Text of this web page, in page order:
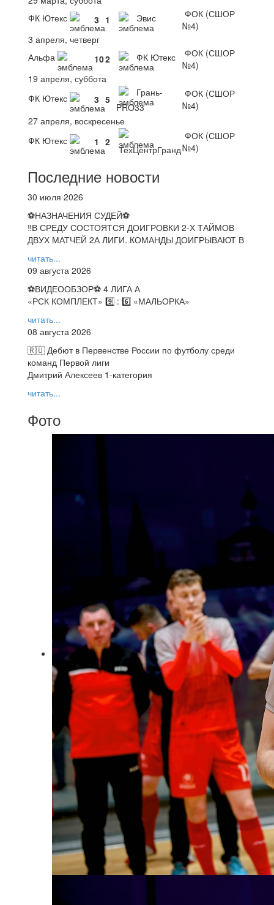
ФК Ютекс
3 1 Эвис
ФОК (СШОР
№4)
3 апреля, четверг
Альфа
102 ФК Ютекс
ФОК (СШОР
№4)
19 апреля, суббота
ФК Ютекс
3 5
Грань-
PRO33
ФОК (СШОР
№4)
27 апреля, воскресенье
ФК Ютекс
1 2
ТехЦентрГранд
ФОК (СШОР
№4)
Последние новости
30 июля 2026
⚽НАЗНАЧЕНИЯ СУДЕЙ⚽
‼В СРЕДУ СОСТОЯТСЯ ДОИГРОВКИ 2-Х ТАЙМОВ
ДВУХ МАТЧЕЙ 2А ЛИГИ. КОМАНДЫ ДОИГРЫВАЮТ В
читать...
09 августа 2026
⚽️ВИДЕООБЗОР⚽️ 4 ЛИГА А
«РСК КОМПЛЕКТ» 9️⃣ : 6️⃣ «МАЛЬОРКА»
читать...
08 августа 2026
🇷🇺 Дебют в Первенстве России по футболу среди
команд Первой лиги
Дмитрий Алексеев 1-категория
читать...
Фото